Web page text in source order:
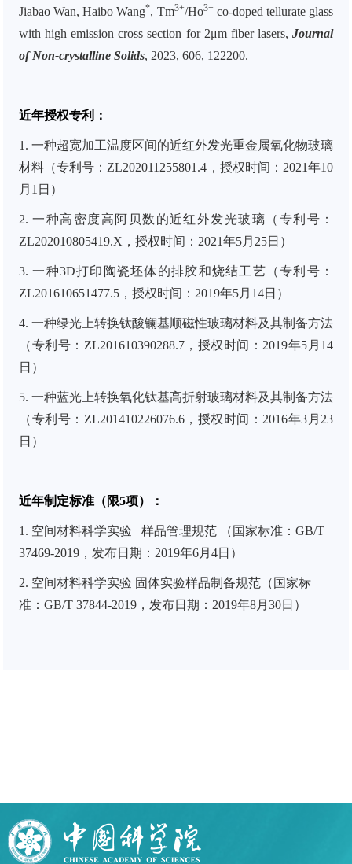
Jiabao Wan, Haibo Wang*, Tm3+/Ho3+ co-doped tellurate glass
with high emission cross section for 2μm fiber lasers, Journal
of Non-crystalline Solids, 2023, 606, 122200.
近年授权专利：
1. 一种超宽加工温度区间的近红外发光重金属氧化物玻璃
材料（专利号：ZL202011255801.4，授权时间：2021年10
月1日）
2. 一种高密度高阿贝数的近红外发光玻璃（专利号：
ZL202010805419.X，授权时间：2021年5月25日）
3. 一种3D打印陶瓷坯体的排胶和烧结工艺（专利号：
ZL201610651477.5，授权时间：2019年5月14日）
4. 一种绿光上转换钛酸镧基顺磁性玻璃材料及其制备方法
（专利号：ZL201610390288.7，授权时间：2019年5月14
日）
5. 一种蓝光上转换氧化钛基高折射玻璃材料及其制备方法
（专利号：ZL201410226076.6，授权时间：2016年3月23
日）
近年制定标准（限5项）：
1. 空间材料科学实验 样品管理规范
（国家标准：GB/T
37469-2019，发布日期：2019年6月4日）
2. 空间材料科学实验 固体实验样品制备规范（国家标
准：GB/T 37844-2019，发布日期：2019年8月30日）